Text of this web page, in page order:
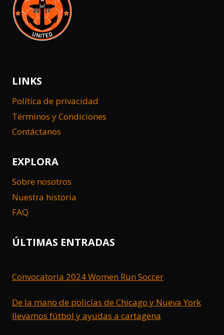
LINKS
Política de privacidad
Términos y Condiciones
Contáctanos
EXPLORA
Sobre nosotros
Nuestra historia
FAQ
ÚLTIMAS ENTRADAS
Convocatoria 2024 Women Run Soccer
De la mano de policías de Chicago y Nueva York
llevamos fútbol y ayudas a cartagena